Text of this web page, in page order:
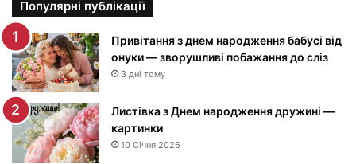
и
н
к
и
з
Д
н
е
Популярні публікації
Привітання з днем народження бабусі від
онуки — зворушливі побажання до сліз
3 дні тому
Листівка з Днем народження дружині —
картинки
10 Січня 2026